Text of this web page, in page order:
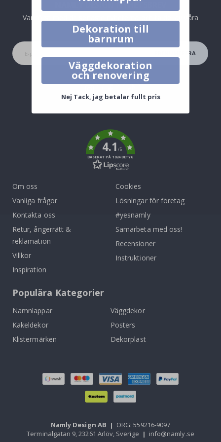
NAMLY DESIGN NYHETSBREV
Var först med de senaste nyheterna och ta del av våra
exklusiva erbjudanden.
PRENUMERERA
Tik
To
4.1/5
BASERAT PÅ 1024 BETYG
Om oss
Vanliga frågor
Kontakta oss
Retur, ångerrätt &
reklamation
Villkor
Inspiration
Cookies
Lösningar för företag
#yesnamly
Samarbeta med oss!
Recensioner
Instruktioner
Populära Kategorier
Namnlappar
Väggdekor
Kakeldekor
Posters
Klistermärken
Dekorplast
Namly Design AB | ORG: 559216-9097
Terminalgatan 9, 23261 Arlöv, Sverige | info@namly.se
Dekoration till
barnrum
Väggdekoration
och renovering
Nej Tack, jag betalar fullt pris